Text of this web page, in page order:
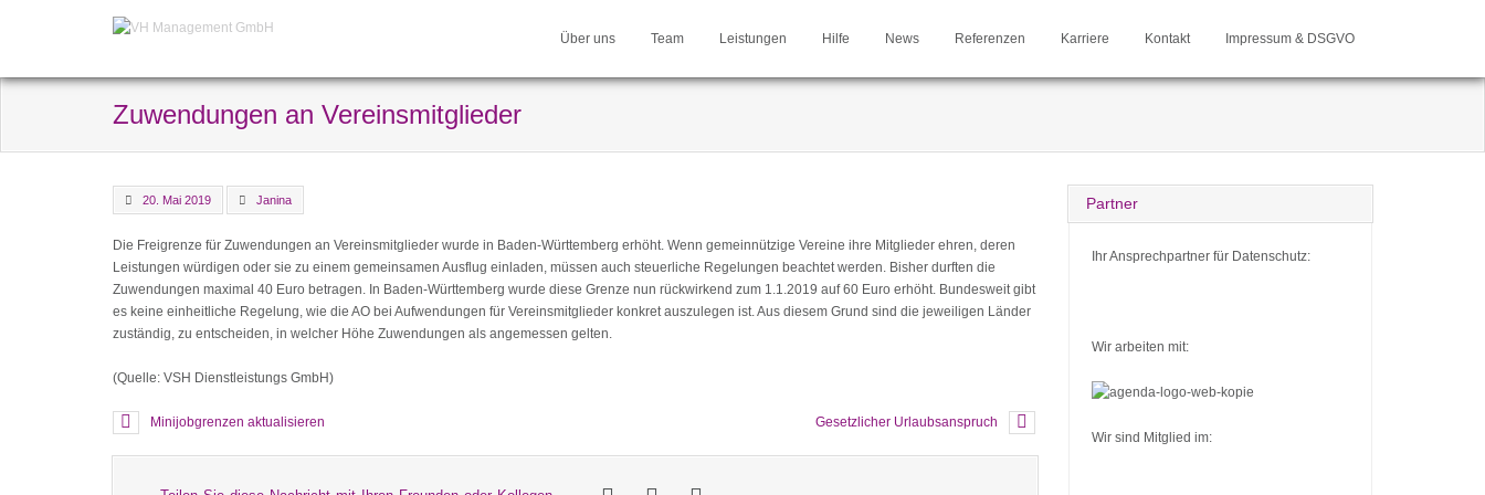
Über uns Team Leistungen Hilfe News Referenzen Karriere Kontakt Impressum & DSGVO
Zuwendungen an Vereinsmitglieder
20. Mai 2019 Janina
Die Freigrenze für Zuwendungen an Vereinsmitglieder wurde in Baden-Württemberg erhöht. Wenn gemeinnützige Vereine ihre Mitglieder ehren, deren
Leistungen würdigen oder sie zu einem gemeinsamen Ausflug einladen, müssen auch steuerliche Regelungen beachtet werden. Bisher durften die
Zuwendungen maximal 40 Euro betragen. In Baden-Württemberg wurde diese Grenze nun rückwirkend zum 1.1.2019 auf 60 Euro erhöht. Bundesweit gibt
es keine einheitliche Regelung, wie die AO bei Aufwendungen für Vereinsmitglieder konkret auszulegen ist. Aus diesem Grund sind die jeweiligen Länder
zuständig, zu entscheiden, in welcher Höhe Zuwendungen als angemessen gelten.
(Quelle: VSH Dienstleistungs GmbH)
Minijobgrenzen aktualisieren Gesetzlicher Urlaubsanspruch
Partner
Ihr Ansprechpartner für Datenschutz:
Wir arbeiten mit:
Wir sind Mitglied im: